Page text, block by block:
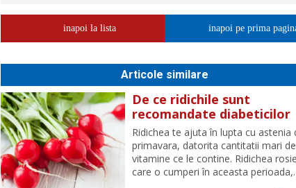
inapoi la lista inapoi pe prima
Articole similare
De ce ridichile sunt
recomandate diabeticilor
Ridichea te ajuta în lupta cu astenia
primavara, datorita cantitatii mari de
vitamine ce le contine. Ridichea
care o cumperi în aceasta perioada,